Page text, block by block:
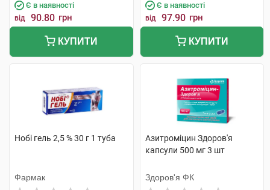
Є в наявності
від 90.80 грн
КУПИТИ
Є в наявності
від 97.90 грн
КУПИТИ
Нобі гель 2,5 % 30 г 1 туба
Фармак
Азитроміцин Здоров'я
капсули 500 мг 3 шт
Здоров'я ФК